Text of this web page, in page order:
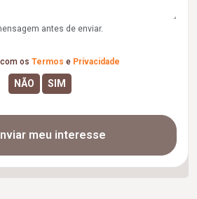
antes de enviar.
os Termos e Privacidade
meu interesse